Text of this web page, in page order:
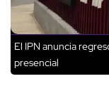
El IPN anuncia
presencial